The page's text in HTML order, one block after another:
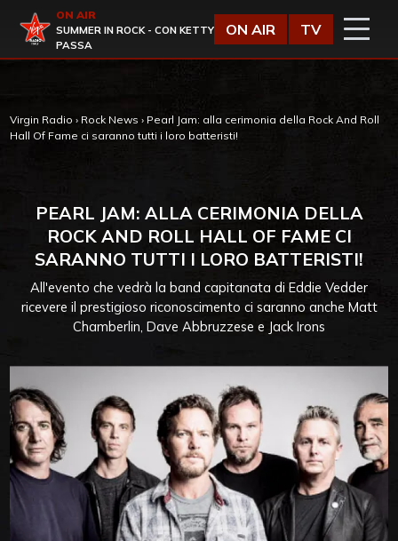
Virgin Radio
ON AIR
SUMMER IN ROCK - CON KETTY
PASSA
ON AIR TV
Virgin Radio › Rock News › Pearl Jam: alla cerimonia della Rock And Roll
Hall Of Fame ci saranno tutti i loro batteristi!
PEARL JAM: ALLA CERIMONIA DELLA
ROCK AND ROLL HALL OF FAME CI
SARANNO TUTTI I LORO BATTERISTI!
All'evento che vedrà la band capitanata di Eddie Vedder
ricevere il prestigioso riconoscimento ci saranno anche Matt
Chamberlin, Dave Abbruzzese e Jack Irons